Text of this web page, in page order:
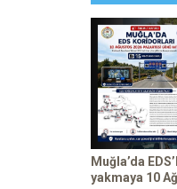
Muğla’da
yakmaya 10